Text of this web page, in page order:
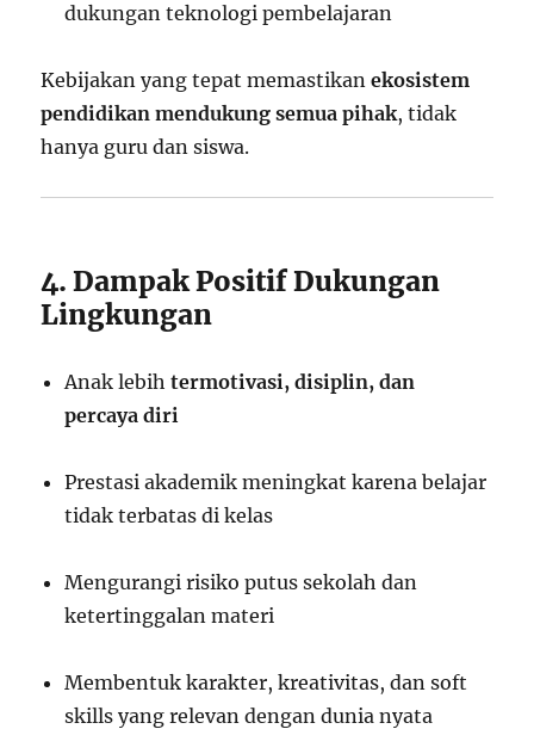
dukungan teknologi pembelajaran
Kebijakan yang tepat memastikanekosistem
pendidikan mendukung semua pihak, tidak
hanya guru dan siswa.
4. Dampak Positif Dukungan
Lingkungan
Anak lebihtermotivasi, disiplin, dan
percaya diri
Prestasi akademik meningkat karena belajar
tidak terbatas di kelas
Mengurangi risiko putus sekolah dan
ketertinggalan materi
Membentuk karakter, kreativitas, dan soft
skills yang relevan dengan dunia nyata